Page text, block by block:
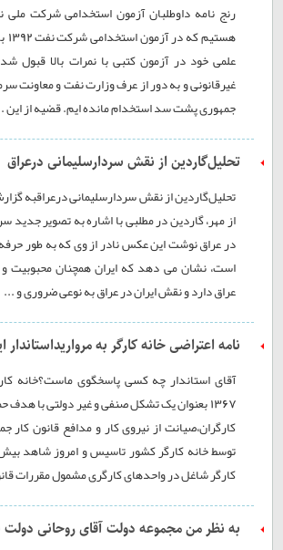
رنج نامه داوطلبان آزمون استخدامی شرکت ملی
علمی خود در آزمون کتبی با نمرات بالا قبول
غیرقانونی و به دور از عرف وزارت نفت و معاونت
جمهوری پشت سد استخدام مانده ایم. قضیه از این
تحلیل‌گاردین از نقش سردارسلیمانی درعراق
تحلیل‌گاردین از نقش سردارسلیمانی درعراقبه
از مهر، گاردین در مطلبی با اشاره به تصویر جدید
در عراق نوشت این عکس نادر از وی که به طور
است، نشان می دهد که ایران همچنان محبوبیت
عراق دارد و نقش ایران در عراق به نوعی ضروری و ...
نامه اعتراضی خانه کارگر به مرواریداستاندار
آقای استاندار چه کسی پاسخگوی ماست؟خانه
1367 بعنوان یک تشکل صنفی و غیر دولتی با هدف
کارگران،صیانت از نیروی کار و مدافع قانون کار
توسط خانه کارگر کشور تاسیس و امروز شاهد
کارگر شاغل در واحدهای کارگری مشمول مقررات
به نظر من مجموعه دولت آقای روحانی دولت